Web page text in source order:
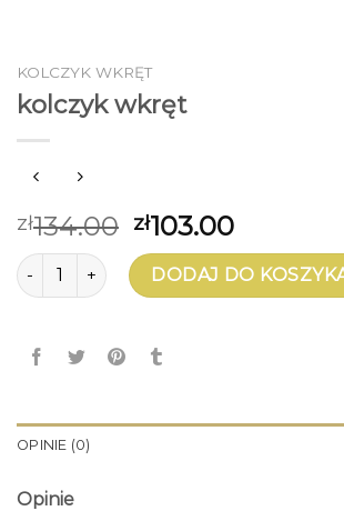
KOLCZYK WKRĘT
kolczyk wkręt
zł134.00 zł103.00
ilość kolczyk wkrętDODAJ DO
OPINIE (0)
Opinie